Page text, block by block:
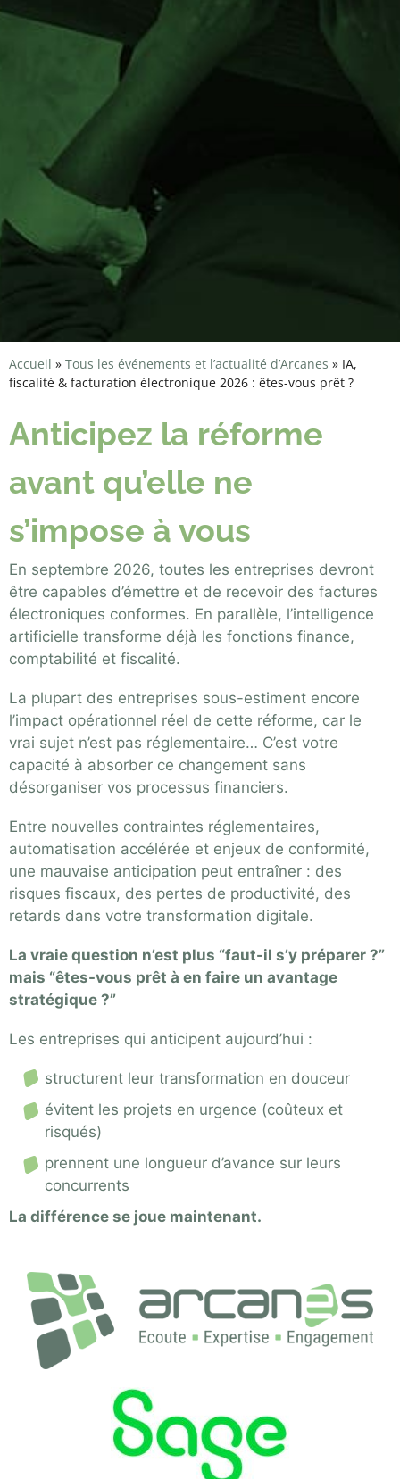
Accueil » Tous les événements et l’actualité d’Arcanes » IA,
fiscalité & facturation électronique 2026 : êtes-vous prêt ?
Anticipez la réforme
avant qu’elle ne
s’impose à vous
En septembre 2026, toutes les entreprises devront
être capables d’émettre et de recevoir des factures
électroniques conformes. En parallèle, l’intelligence
artificielle transforme déjà les fonctions finance,
comptabilité et fiscalité.
La plupart des entreprises sous-estiment encore
l’impact opérationnel réel de cette réforme, car le
vrai sujet n’est pas réglementaire… C’est votre
capacité à absorber ce changement sans
désorganiser vos processus financiers.
Entre nouvelles contraintes réglementaires,
automatisation accélérée et enjeux de conformité,
une mauvaise anticipation peut entraîner : des
risques fiscaux, des pertes de productivité, des
retards dans votre transformation digitale.
La vraie question n’est plus “faut-il s’y préparer ?”
mais “êtes-vous prêt à en faire un avantage
stratégique ?”
Les entreprises qui anticipent aujourd’hui :
structurent leur transformation en douceur
évitent les projets en urgence (coûteux et
risqués)
prennent une longueur d’avance sur leurs
concurrents
La différence se joue maintenant.